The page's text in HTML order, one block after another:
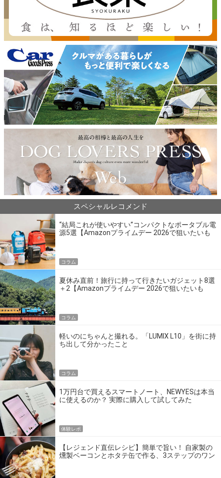
スペシャルレコメンド
“結局これが使いやすい”コンパクトなポータブル電
源5選【Amazonプライムデー 2026で狙いたいも
コラム
夏休み直前！旅行に持って行きたいガジェット8選
＋2【Amazonプライムデー 2026で狙いたいも
コラム
軽いのにちゃんと撮れる。「LUMIX L10」を街に持
ち出して分かったこと
コラム
1万円台で買えるスマートノート、NEWYESは本当
に使えるのか？ 実際に購入して試してみた
体験レポ
【レジェンド直伝レシピ】簡単で旨い！ 自家製の
燻製ベーコンとホタテ缶で作る、3ステップのワン